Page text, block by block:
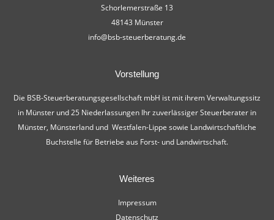
Schorlemerstraße 13
48143 Münster
info@bsb-steuerberatung.de
Vorstellung
Die BSB-Steuerberatungsgesellschaft mbH ist mit ihrem Verwaltungssitz
in Münster und 25 Niederlassungen Ihr zuverlässiger Steuerberater in
Münster, Münsterland und Westfalen-Lippe sowie Landwirtschaftliche
Buchstelle für Betriebe aus Forst- und Landwirtschaft.
Weiteres
Impressum
Datenschutz